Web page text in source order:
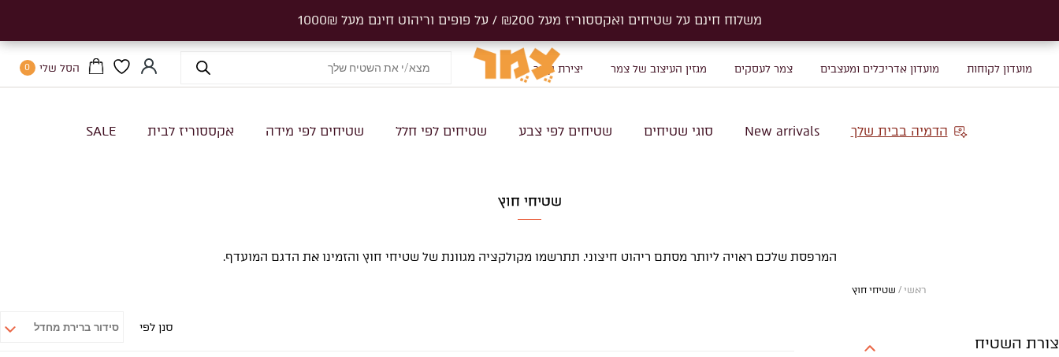
מועדון לקוחות מועדון אדריכלים ומעצבים צמר לעסקים מגזין העיצוב של צמר יצירת קשר
search
הסל שלי 0
הדמיה בבית שלך New arrivals סוגי שטיחים שטיחים לפי צבע שטיחים לפי חלל שטיחים לפי מידה אקססוריז לבית SALE
שטיחי חוץ
המרפסת שלכם ראויה ליותר מסתם ריהוט חיצוני. תתרשמו מקולקציה מגוונת של שטיחי חוץ והזמינו את הדגם המועדף.
ראשי / שטיחי חוץ
צורת השטיח
סנן לפי
משלוח חינם על שטיחים ואקססוריז מעל ₪200 / על פופים וריהוט חינם מעל 1000₪
משלוח חינם על שטיחים ואקססוריז מעל ₪200 / על פופים וריהוט חינם מעל 1000₪